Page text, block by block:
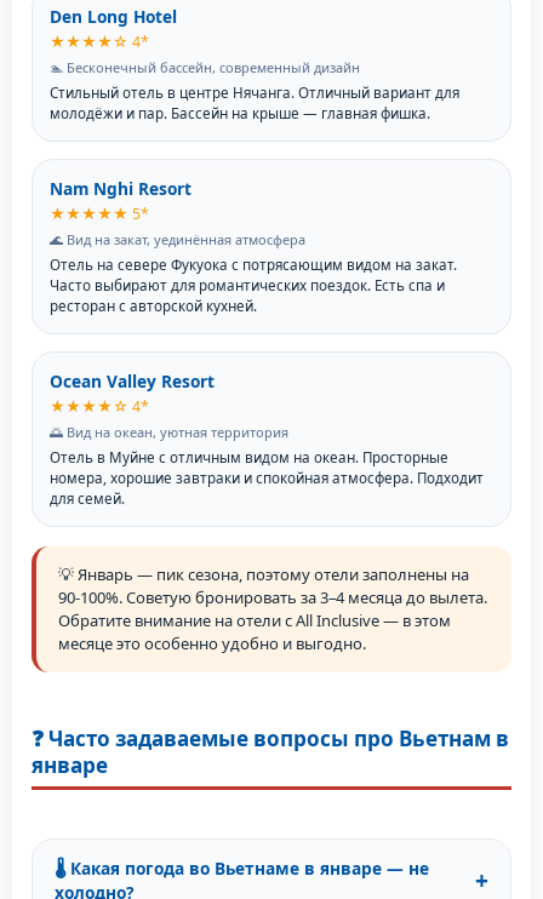
Den Long Hotel
★★★★☆ 4*
🏊 Бесконечный бассейн, современный дизайн
Стильный отель в центре Нячанга. Отличный вариант для
молодёжи и пар. Бассейн на крыше — главная фишка.
Nam Nghi Resort
★★★★★ 5*
🌊 Вид на закат, уединённая атмосфера
Отель на севере Фукуока с потрясающим видом на закат.
Часто выбирают для романтических поездок. Есть спа и
ресторан с авторской кухней.
Ocean Valley Resort
★★★★☆ 4*
🌅 Вид на океан, уютная территория
Отель в Муйне с отличным видом на океан. Просторные
номера, хорошие завтраки и спокойная атмосфера. Подходит
для семей.
💡 Январь — пик сезона, поэтому отели заполнены на
90-100%. Советую бронировать за 3–4 месяца до вылета.
Обратите внимание на отели с All Inclusive — в этом
месяце это особенно удобно и выгодно.
❓ Часто задаваемые вопросы про Вьетнам в
январе
🌡️ Какая погода во Вьетнаме в январе — не
холодно?
+